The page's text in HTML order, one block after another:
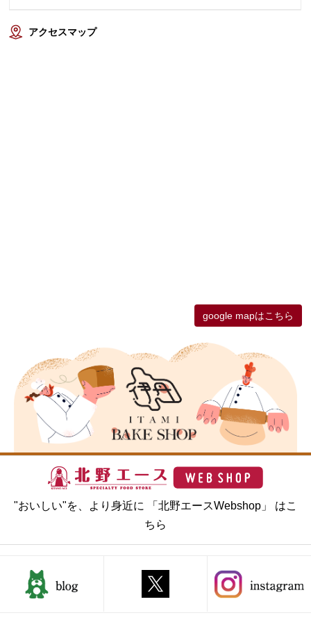
アクセスマップ
google mapはこちら
"おいしい"を、より身近に 「北野エースWebshop」 はこ
ちら